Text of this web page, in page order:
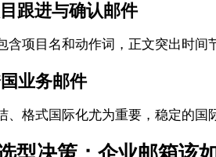
跟进与确认邮件
含项目名和动作词，正文突出时间
业务邮件
、格式国际化尤为重要，稳定的国